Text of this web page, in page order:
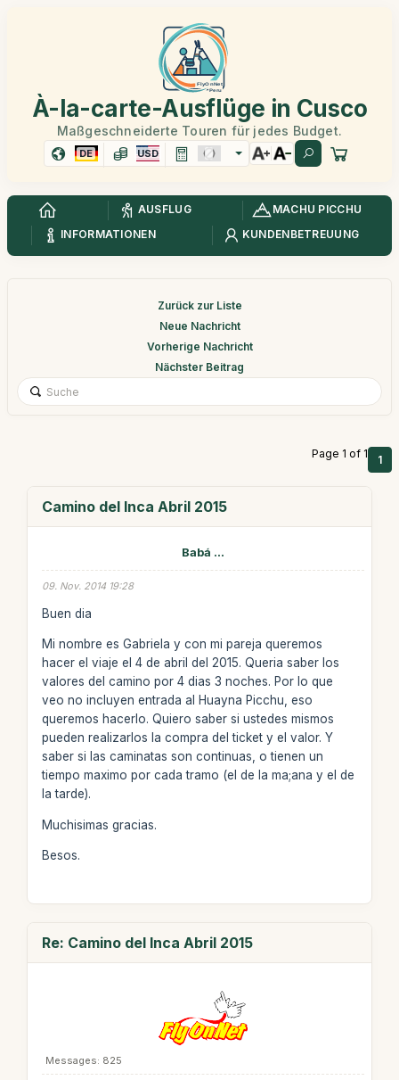
À-la-carte-Ausflüge in Cusco
Maßgeschneiderte Touren für jedes Budget.
DE USD
AUSFLUG
MACHU PICCHU
INFORMATIONEN
KUNDENBETREUUNG
Zurück zur Liste
Neue Nachricht
Vorherige Nachricht
Nächster Beitrag
Page 1 of 1 1
Camino del Inca Abril 2015
Babá ...
09. Nov. 2014 19:28
Buen dia
Mi nombre es Gabriela y con mi pareja queremos
hacer el viaje el 4 de abril del 2015. Queria saber los
valores del camino por 4 dias 3 noches. Por lo que
veo no incluyen entrada al Huayna Picchu, eso
queremos hacerlo. Quiero saber si ustedes mismos
pueden realizarlos la compra del ticket y el valor. Y
saber si las caminatas son continuas, o tienen un
tiempo maximo por cada tramo (el de la ma;ana y el de
la tarde).
Muchisimas gracias.
Besos.
Re: Camino del Inca Abril 2015
Messages: 825